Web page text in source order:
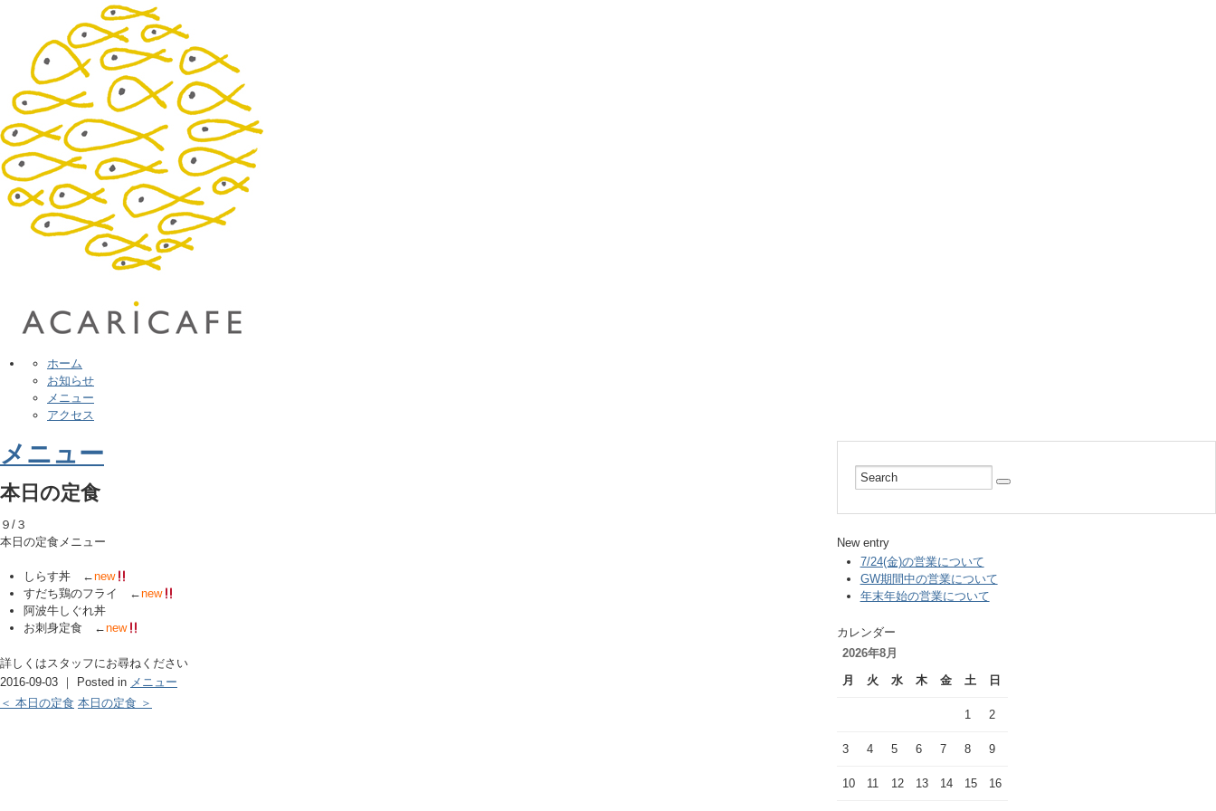
ホーム
お知らせ
メニュー
アクセス
メニュー
本日の定食
９/３
本日の定食メニュー
しらす丼 ←new
すだち鶏のフライ ←new
阿波牛しぐれ丼
お刺身定食 ←new
詳しくはスタッフにお尋ねください
2016-09-03 ｜ Posted in メニュー
＜ 本日の定食 本日の定食 ＞
New entry
7/24(金)の営業について
GW期間中の営業について
年末年始の営業について
カレンダー
2026年8月
月
火 水 木 金 土 日
1 2
3 4 5 6 7 8 9
10 11 12 13 14 15 16